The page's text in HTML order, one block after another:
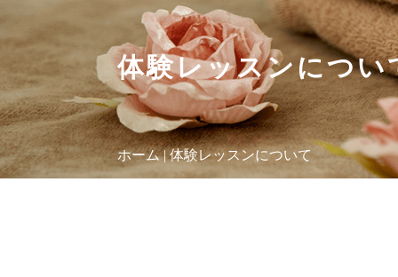
体験レッスンについ
ホーム |体験レッスンについて